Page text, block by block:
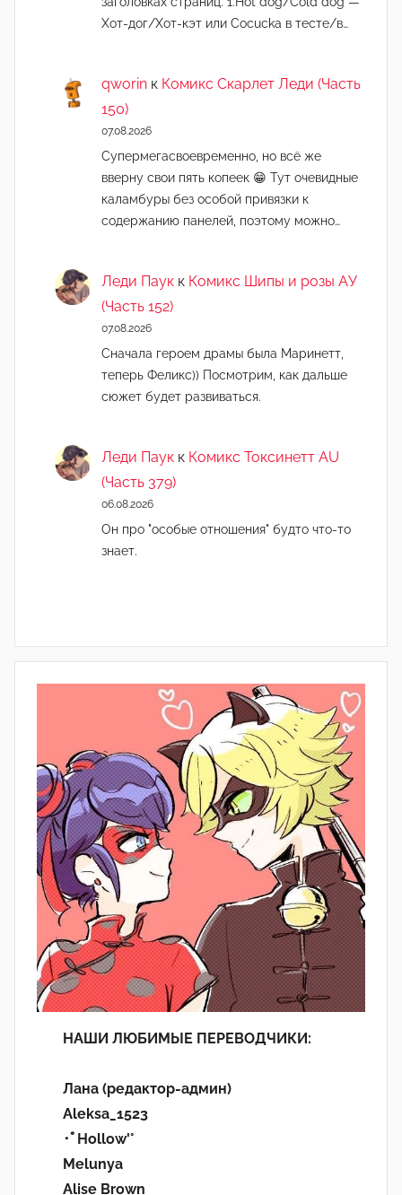
Хот-дог/Хот-кэт или Cocucka в тесте/в…
qworin к Комикс Скарлет Леди (Часть
150)
07.08.2026
Супермегасвоевременно, но всё же
вверну свои пять копеек 😁 Тут очевидные
каламбуры без особой привязки к
содержанию панелей, поэтому можно…
Леди Паук к Комикс Шипы и розы АУ
(Часть 152)
07.08.2026
Сначала героем драмы была Маринетт,
теперь Феликс)) Посмотрим, как дальше
сюжет будет развиваться.
Леди Паук к Комикс Токсинетт AU
(Часть 379)
06.08.2026
Он про "особые отношения" будто что-то
знает.
НАШИ ЛЮБИМЫЕ ПЕРЕВОДЧИКИ:
Лана (редактор-админ)
Aleksa_1523
･ﾟHollow'°
Melunya
Alise Brown